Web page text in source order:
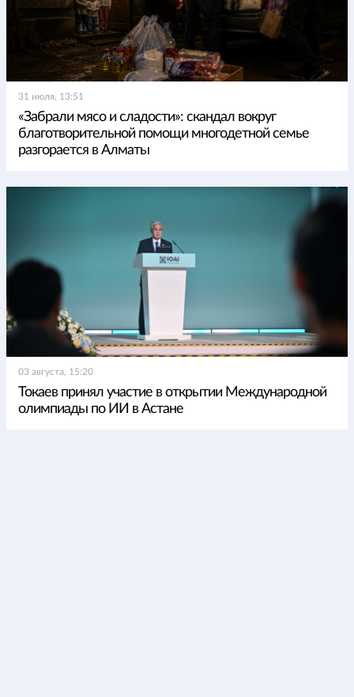
31 июля, 13:51
«Забрали мясо и сладости»: скандал вокруг
благотворительной помощи многодетной семье
разгорается в Алматы
03 августа, 15:20
Токаев принял участие в открытии Международной
олимпиады по ИИ в Астане